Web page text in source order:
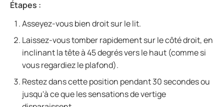
Étapes :
Asseyez-vous bien droit sur le lit.
Laissez-vous tomber rapidement sur le côté droit, en
inclinant la tête à 45 degrés vers le haut (comme si
vous regardiez le plafond).
Restez dans cette position pendant 30 secondes ou
jusqu'à ce que les sensations de vertige